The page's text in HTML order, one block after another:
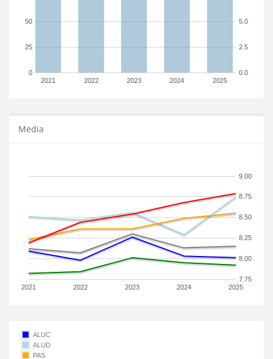
2021 2022 2023 2024 2025
0
25
50
0.0
2.5
5.0
Media
2021 2022 2023 2024 2025
7.75
8.00
8.25
8.50
8.75
9.00
ALUC
ALUD
PAS